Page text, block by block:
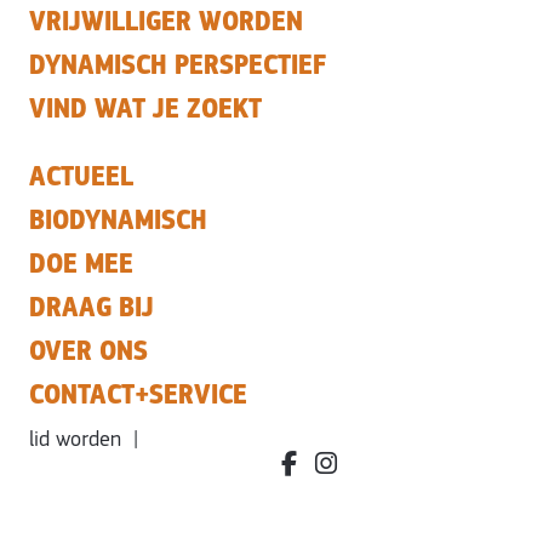
VRIJWILLIGER WORDEN
DYNAMISCH PERSPECTIEF
VIND WAT JE ZOEKT
ACTUEEL
BIODYNAMISCH
DOE MEE
DRAAG BIJ
OVER ONS
CONTACT+SERVICE
lid worden
facebook.com/bdvereniging/
instagram.com/